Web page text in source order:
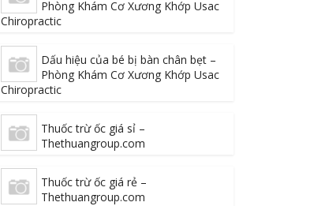
Phòng Khám Cơ Xương Khớp Usac
Chiropractic
Dấu hiệu của bé bị bàn chân bẹt –
Phòng Khám Cơ Xương Khớp Usac
Chiropractic
Thuốc trừ ốc giá sỉ –
Thethuangroup.com
Thuốc trừ ốc giá rẻ –
Thethuangroup.com